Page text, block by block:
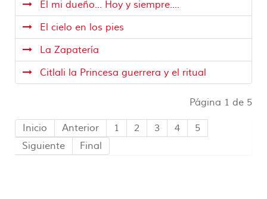
El mi dueño... Hoy y siempre....
El cielo en los pies
La Zapatería
Citlali la Princesa guerrera y el ritual
Página 1 de 5
Inicio Anterior 1 2 3 4
5
Siguiente
Final